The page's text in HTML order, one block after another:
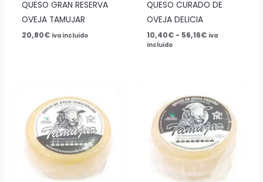
QUESO GRAN RESERVA
OVEJA TAMUJAR
20,80€ iva incluido
QUESO CURADO DE
OVEJA DELICIA
10,40€ - 56,16€ iva
incluido
precios:
desde
14,56€
hasta
20,28€